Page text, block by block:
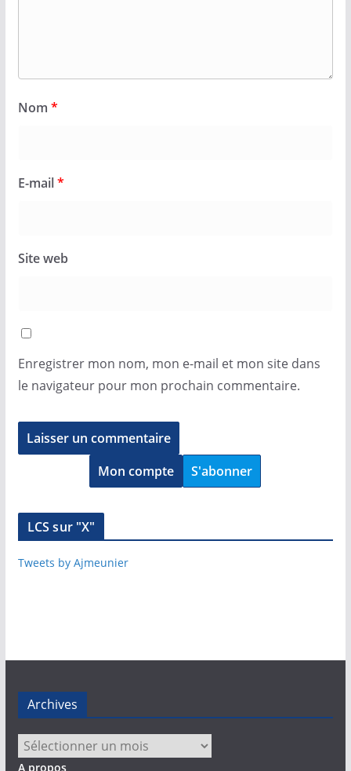
Nom *
E-mail*
Site web
Enregistrer mon nom, mon e-mail et mon site dans
le navigateur pour mon prochain commentaire.
Mon compte S'abonner
LCS sur "X"
Tweets by Ajmeunier
Archives
Archives
A propos